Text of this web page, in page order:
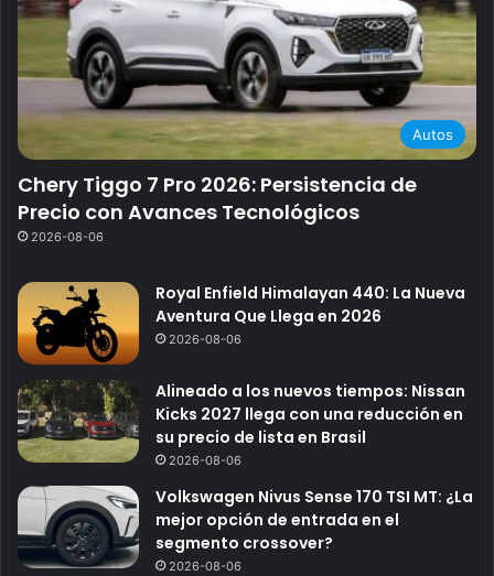
Autos
Chery Tiggo 7 Pro 2026: Persistencia de
Precio con Avances Tecnológicos
2026-08-06
Royal Enfield Himalayan 440: La Nueva
Aventura Que Llega en 2026
2026-08-06
Alineado a los nuevos tiempos: Nissan
Kicks 2027 llega con una reducción en
su precio de lista en Brasil
2026-08-06
Volkswagen Nivus Sense 170 TSI MT: ¿La
mejor opción de entrada en el
segmento crossover?
2026-08-06